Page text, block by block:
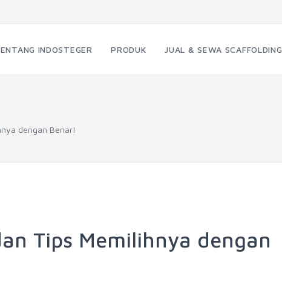
INDOSTEGER PRODUK JUAL & SEWA SCAFFOLDING
dengan Benar!
Tips Memilihnya dengan